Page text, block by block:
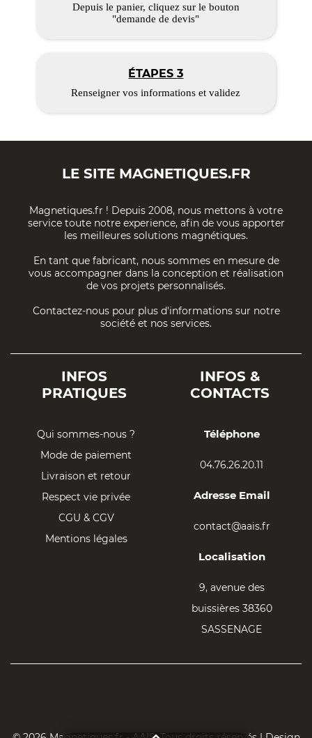
Depuis le panier, cliquez sur le bouton
"demande de devis"
ÉTAPES 3
Renseigner vos informations et validez
LE SITE MAGNETIQUES.FR
Magnetiques.fr ! Depuis 2008, nous mettons à votre
service toute notre experience, afin de vous apporter
les meilleures solutions magnétiques.
En tant que fabricant, nous sommes en mesure de
vous accompagner dans la conception et réalisation
de vos projets personnalisés.
Contactez-nous pour plus d'informations sur notre
société et nos services.
INFOS
PRATIQUES
Qui sommes-nous ?
Mode de paiement
Livraison et retour
Respect vie privée
CGU & CGV
Mentions légales
INFOS &
CONTACTS
Téléphone
04.76.26.20.11
Adresse Email
contact@aais.fr
Localisation
9, avenue des
buissières 38360
SASSENAGE